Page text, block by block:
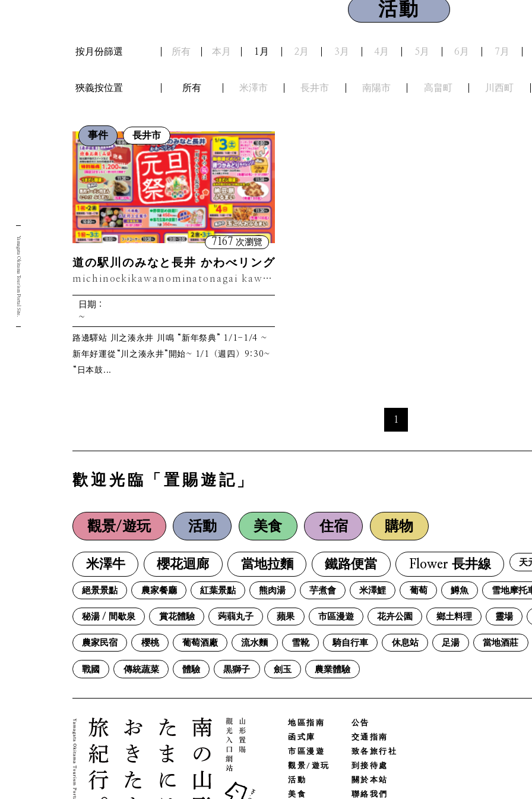
活動
按月份篩選 所有 本月 1月 2月 3月 4月 5月 6月 7月
狹義按位置 所有 米澤市 長井市 南陽市 高畠町 川西町
事件 長井市
7167 次瀏覽
道の駅川のみなと長井 かわべリング【元旦祭】
michinoekikawanominatonagai kawaberingu gantansai
日期：
~
路邊驛站 川之湊永井 川鳴 “新年祭典” 1/1-1/4 ~
新年好運從“川之湊永井”開始~ 1/1（週四）9:30~
“日本鼓...
1
歡迎光臨「置賜遊記」
觀景/遊玩 活動 美食 住宿 購物
米澤牛 櫻花迴廊 當地拉麵 鐵路便當 Flower 長井線 天
絕景景點 農家餐廳 紅葉景點 熊肉湯 芋煮會 米澤鯉 葡萄 鱒魚 雪地摩托
秘湯 / 間歇泉 賞花體驗 蒟蒻丸子 蘋果 市區漫遊 花卉公園 鄉土料理 靈場
農家民宿 櫻桃 葡萄酒廠 流水麵 雪靴 騎自行車 休息站 足湯 當地酒莊
戰國 傳統蔬菜 體驗 黒獅子 劍玉 農業體驗
地區指南
函式庫
市區漫遊
觀景/遊玩
活動
美食
公告
交通指南
致各旅行社
到接待處
關於本站
聯絡我們
Yamagata Okitama Tourism Portal Site.